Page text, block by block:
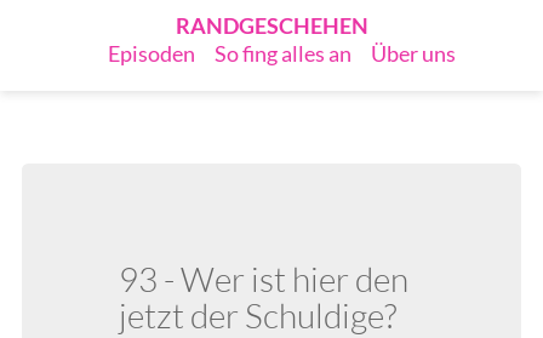
RANDGESCHEHEN
Episoden
So fing alles an Über uns
93 - Wer ist hier den
jetzt der Schuldige?